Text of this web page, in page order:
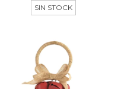
SIN STOCK